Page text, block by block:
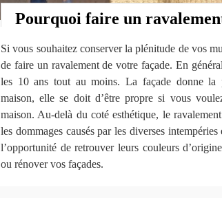
Pourquoi faire un
Si vous souhaitez conserver la plénitude de vos
de faire un ravalement de votre façade. En
les 10 ans tout au moins. La façade donne la
maison, elle se doit d’être propre si vous
maison. Au-delà du coté esthétique, le
les dommages causés par les diverses
l’opportunité de retrouver leurs couleurs
ou rénover vos façades.